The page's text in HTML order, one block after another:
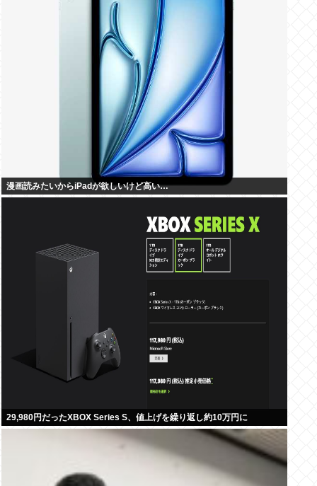
漫画読みたいからiPadが欲しいけど高い…
29,980円だったXBOX Series S、値上げを繰り返し約10万円に